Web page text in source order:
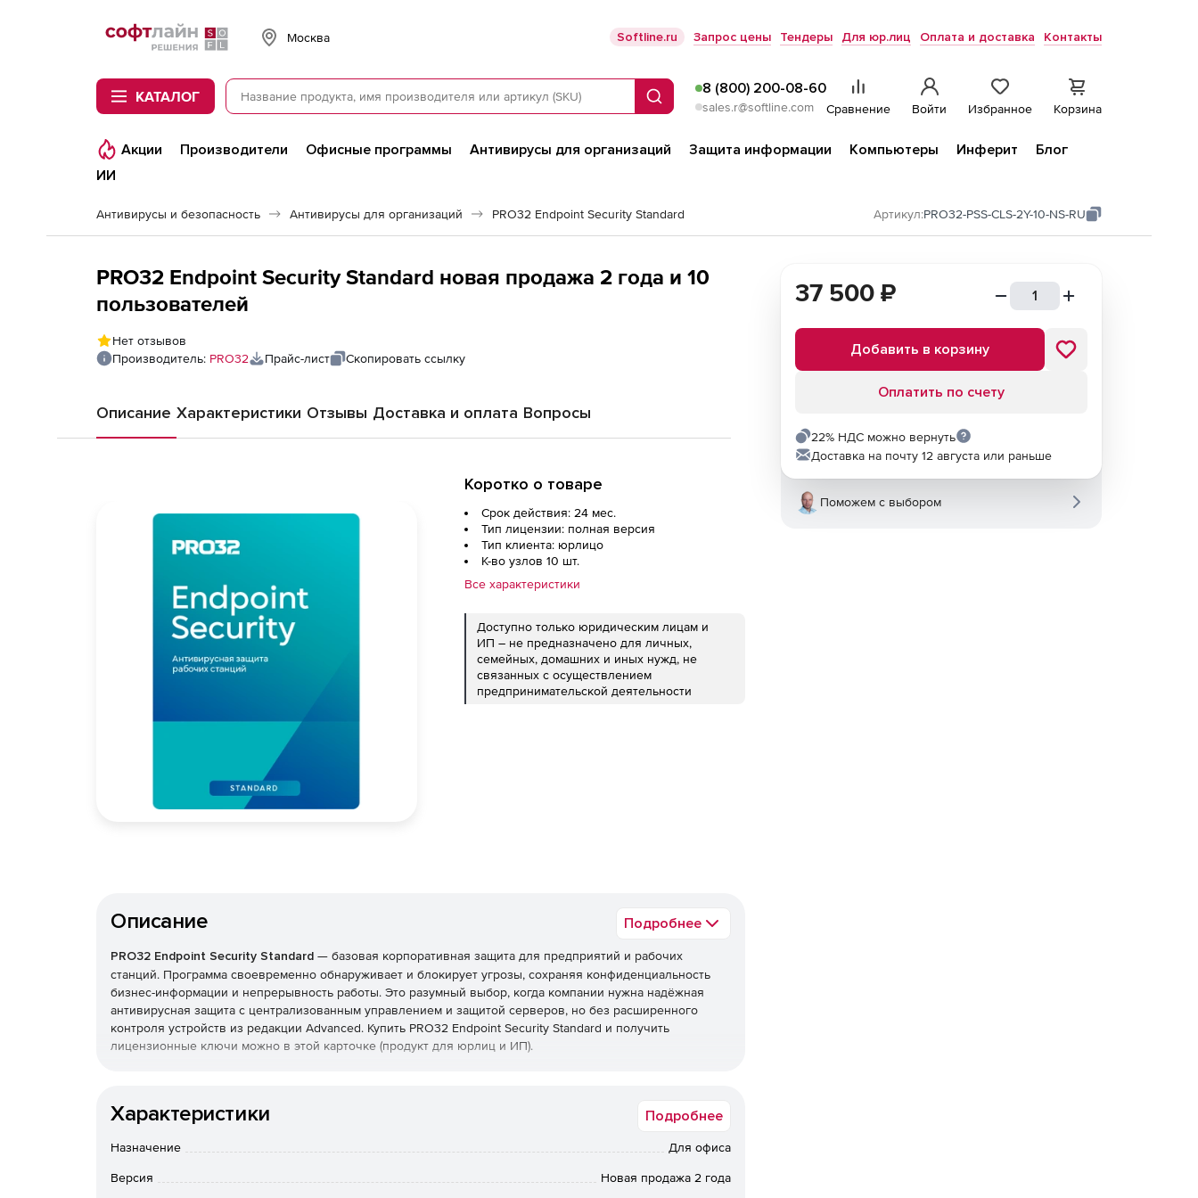
Softline
Москва Softline.ru Запрос цены Тендеры Для юр.лиц Оплата и доставка Контакты
КАТАЛОГ Поиск
8 (800) 200-08-60
sales.r@softline.com Сравнение Войти Избранное Корзина
Акции Производители Офисные программы Антивирусы для организаций Защита информации Компьютеры Инферит
Блог
ИИ
Антивирусы и безопасность Антивирусы для организаций PRO32 Endpoint Security Standard Артикул:PRO32-PSS-CLS-2Y-10-NS-RU
PRO32 Endpoint Security Standard новая продажа 2 года и 10
пользователей
Нет отзывов
Производитель: PRO32 Прайс-лист Скопировать ссылку
Описание Характеристики Отзывы Доставка и оплата Вопросы
Коротко о товаре
Срок действия: 24 мес.
Тип лицензии: полная версия
Тип клиента: юрлицо
К-во узлов 10 шт.
Все характеристики
Доступно только юридическим лицам и
ИП – не предназначено для личных,
семейных, домашних и иных нужд, не
связанных с осуществлением
предпринимательской деятельности
Описание Подробнее
PRO32 Endpoint Security Standard — базовая корпоративная защита для предприятий и рабочих
станций. Программа своевременно обнаруживает и блокирует угрозы, сохраняя конфиденциальность
бизнес-информации и непрерывность работы. Это разумный выбор, когда компании нужна надёжная
антивирусная защита с централизованным управлением и защитой серверов, но без расширенного
контроля устройств из редакции Advanced. Купить PRO32 Endpoint Security Standard и получить
лицензионные ключи можно в этой карточке (продукт для юрлиц и ИП).
Реализована защита от вирусов, шпионских программ, фишинга, руткитов и программ-вымогателей, а
также фильтрация почты и интернет-доступа. Технологии упреждающего обнаружения работают вместе
Характеристики Подробнее
Назначение Для офиса
Версия Новая продажа 2 года
37 500 ₽
Добавить в корзину
Оплатить по счету
22% НДС можно вернуть
Доставка на почту 12 августа или раньше
Поможем с выбором